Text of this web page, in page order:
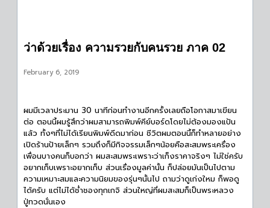
ว่าด้วยเรื่อง ความรวยกับคนรวย ภาค 02
February 6, 2019
ผมมีเวลาประมาน 30 นาทีก่อนทำงานอีกครั้งเลยถือโอกาสมาเขียน
ต่อ ตอนนี้ผมรู้สึกว่าผมสามารถพิมพ์คีย์บอร์ดโดยไม่ต้องมองแป้น
แล้ว ทั้งๆที่ไม่ได้เรียนพิมพ์ดีดมาก่อน ชีวิตผมตอนนี้ก็ทำหลายอย่าง
เปิดร้านป้ายเล็กๆ รวมถึงก็มีกิจจรรมเล็กๆน้อยคือสะสมพระเครื่อง
เพื่อนบางคนก็บอกว่า ผมสะสมพระเพราะว่าเก็งราคาจริงๆ ไม่ใช่ครับ
อยากเก็บเพราะอยากเก็บ ส่วนเรื่องมูลค่านั้น ก็ปล่อยมันเป็นไปตาม
ความเหมาะสมและความนิยมของรุ่นๆนั้นไป ถามว่าดูเก่งใหม ก็พอดู
ได้ครับ แต่ไม่ได้ช่ำชองทุกเกจิ ส่วนใหญ่ที่ผมสะสมก็เป็นพระหลวง
ปู่ทวดนั่นเอง